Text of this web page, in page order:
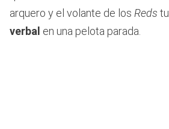
arquero y el volante de los Reds
verbal en una pelota parada.